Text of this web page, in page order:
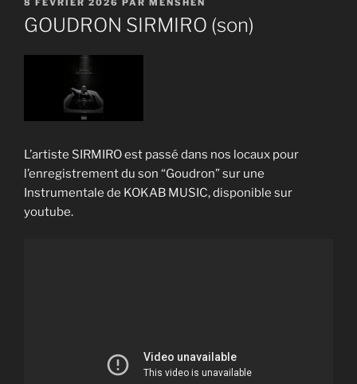
LE
8 FÉVRIER 2026 PAR MENSHEN
GOUDRON SIRMIRO (son)
L’artiste SIRMIRO est passé dans nos locaux pour
l’enregistrement du son “Goudron” sur une
Instrumentale de KOKAB MUSIC, disponible sur
youtube.